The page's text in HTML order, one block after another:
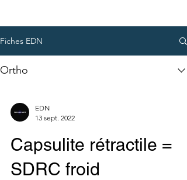
Fiches EDN
Ortho
EDN
13 sept. 2022
Capsulite rétractile =
SDRC froid